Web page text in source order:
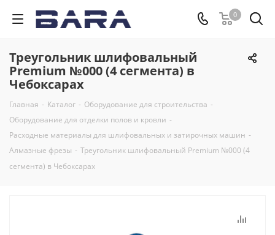
0
Треугольник шлифовальный
Premium №000 (4 сегмента) в
Чебоксарах
Главная - Каталог - Оборудование для строительства -
Оборудование для отделки полов и кровли -
Расходные материалы для шлифовальных и затирочных машин -
Алмазные фрезы - Треугольник шлифовальный Premium №000 (4
сегмента) в Чебоксарах